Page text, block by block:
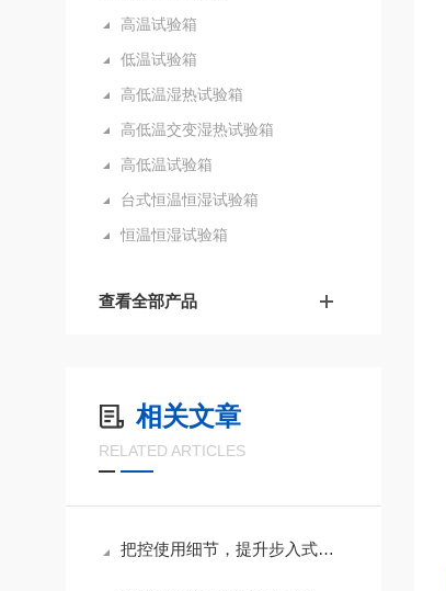
高温试验箱
低温试验箱
高低温湿热试验箱
高低温交变湿热试验箱
高低温试验箱
台式恒温恒湿试验箱
恒温恒湿试验箱
查看全部产品
相关文章
RELATED ARTICLES
把控使用细节，提升步入式高低温试验箱测试精度